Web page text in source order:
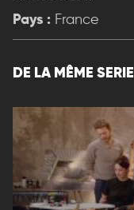
Pays : France
DE LA MÊME SERIE